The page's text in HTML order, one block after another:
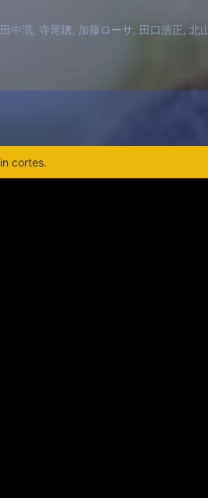
中泯, 寺尾聰, 加藤ローサ, 田口浩正, 北
cortes.